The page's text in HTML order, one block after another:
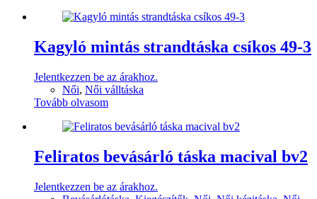
Kagyló mintás strandtáska csíkos 49-3
Jelentkezzen be az árakhoz.
Női, Női válltáska
Tovább olvasom
Feliratos bevásárló táska macival bv2
Jelentkezzen be az árakhoz.